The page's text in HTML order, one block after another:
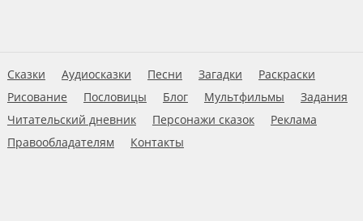
Сказки Аудиосказки Песни Загадки
Раскраски
Рисование
Пословицы Блог Мультфильмы
Задания
Читательский дневник
Персонажи сказок
Реклама
Правообладателям
Контакты